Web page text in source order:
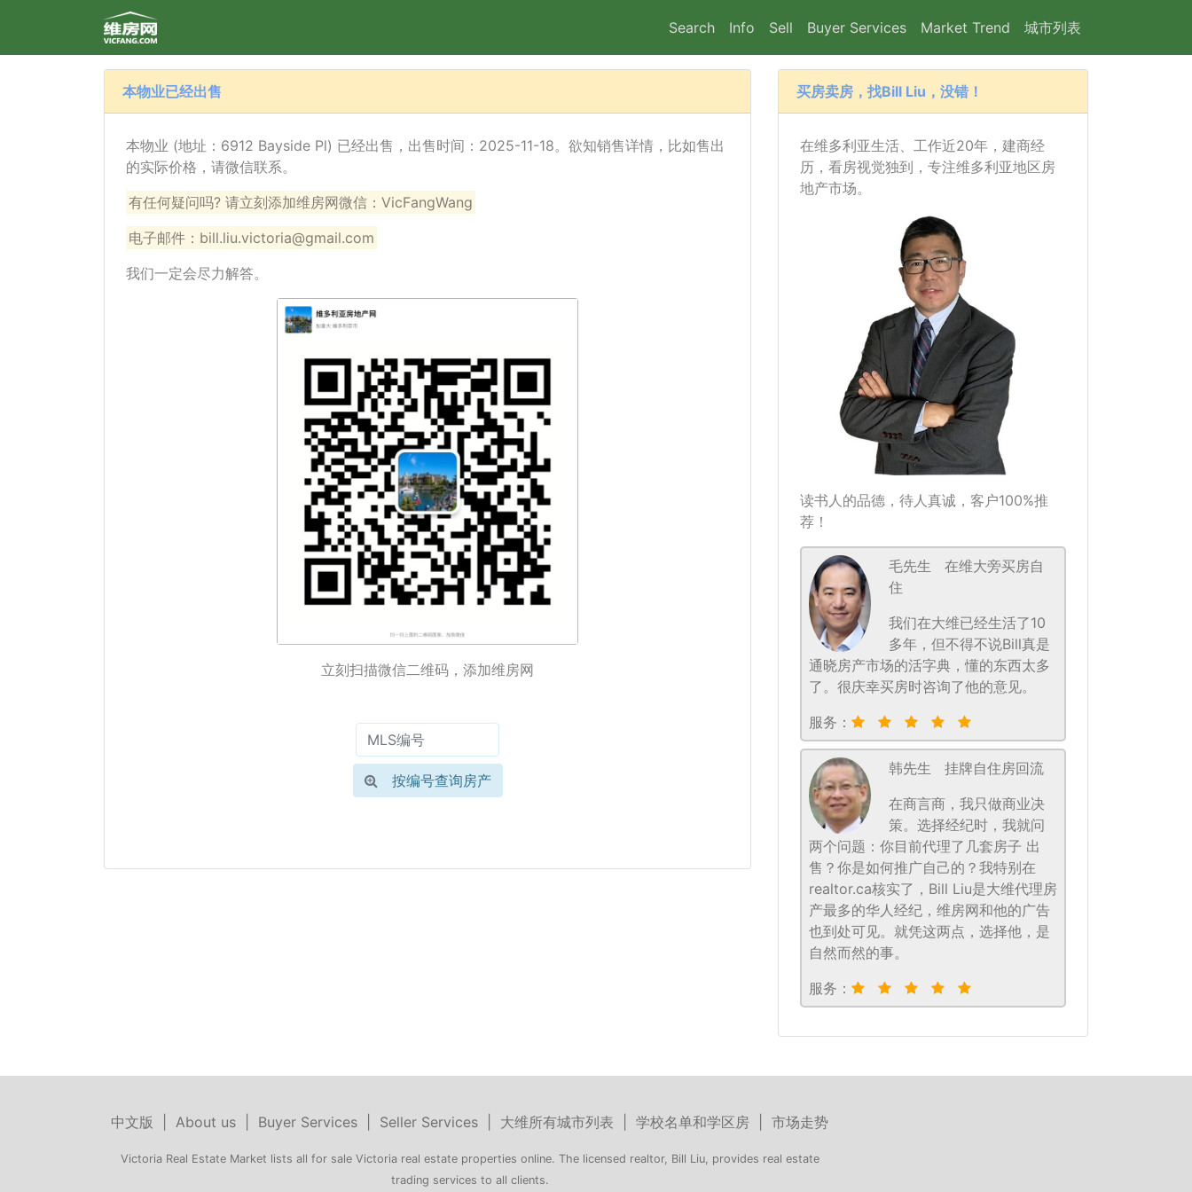
Search Info Sell Buyer Services Market Trend 城市列表
本物业已经出售
本物业 (地址：6912 Bayside Pl) 已经出售，出售时间：2025-11-18。欲知销售详情，比如售出
的实际价格，请微信联系。
有任何疑问吗? 请立刻添加维房网微信：VicFangWang
电子邮件：bill.liu.victoria@gmail.com
我们一定会尽力解答。
立刻扫描微信二维码，添加维房网
按编号查询房产
买房卖房，找Bill Liu，没错！
在维多利亚生活、工作近20年，建商经
历，看房视觉独到，专注维多利亚地区房
地产市场。
读书人的品德，待人真诚，客户100%推
荐！
毛先生
在维大旁买房自
住
我们在大维已经生活了10
多年，但不得不说Bill真是
通晓房产市场的活字典，懂的东西太多
了。很庆幸买房时咨询了他的意见。
服务：
韩先生
挂牌自住房回流
在商言商，我只做商业决
策。选择经纪时，我就问
两个问题：你目前代理了几套房子 出
售？你是如何推广自己的？我特别在
realtor.ca核实了，Bill Liu是大维代理房
产最多的华人经纪，维房网和他的广告
也到处可见。就凭这两点，选择他，是
自然而然的事。
服务：
中文版 About us Buyer Services Seller Services 大维所有城市列表 学校名单和学区房 市场走势
Victoria Real Estate Market lists all for sale Victoria real estate properties online. The licensed realtor, Bill Liu, provides real estate
trading services to all clients.